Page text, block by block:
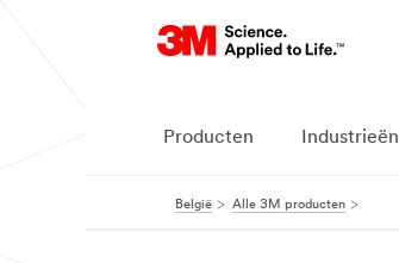
Producten Industrieën
België Alle 3M producten